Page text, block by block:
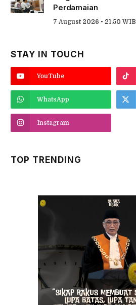
Perdamaian
7 August 2026 • 21:50 WIB
STAY IN TOUCH
YouTube
WhatsApp
Instagram
TOP TRENDING